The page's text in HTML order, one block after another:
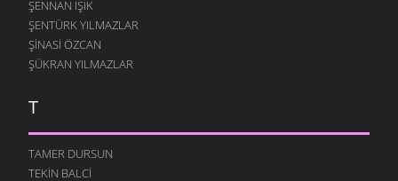
ŞENNAN IŞIK
ŞENTÜRK YILMAZLAR
ŞINASI ÖZCAN
ŞÜKRAN YILMAZLAR
T
TAMER DURSUN
TEKIN BALCI